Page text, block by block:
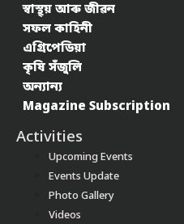
স্বাস্থ্য় আৰু জীৱন
সফল কাহিনী
এগ্ৰিপেডিয়া
কৃষি সঁজুলি
অন্যান্য
Magazine Subscription
Activities
Upcoming Events
Events Update
Photo Gallery
Videos